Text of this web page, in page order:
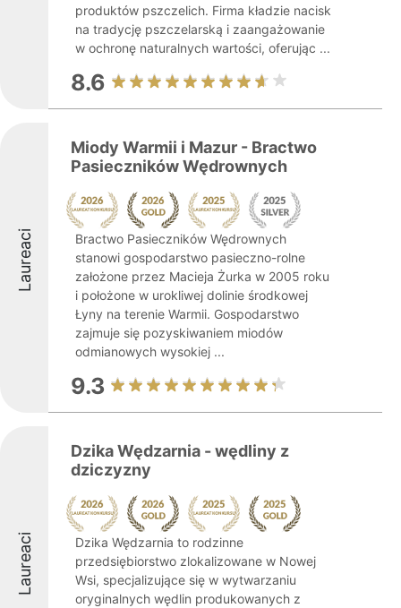
produktów pszczelich. Firma kładzie nacisk
na tradycję pszczelarską i zaangażowanie
w ochronę naturalnych wartości, oferując ...
8.6
Laureaci
Miody Warmii i Mazur - Bractwo
Pasieczników Wędrownych
Bractwo Pasieczników Wędrownych
stanowi gospodarstwo pasieczno-rolne
założone przez Macieja Żurka w 2005 roku
i położone w urokliwej dolinie środkowej
Łyny na terenie Warmii. Gospodarstwo
zajmuje się pozyskiwaniem miodów
odmianowych wysokiej ...
9.3
Laureaci
Dzika Wędzarnia - wędliny z
dziczyzny
Dzika Wędzarnia to rodzinne
przedsiębiorstwo zlokalizowane w Nowej
Wsi, specjalizujące się w wytwarzaniu
oryginalnych wędlin produkowanych z